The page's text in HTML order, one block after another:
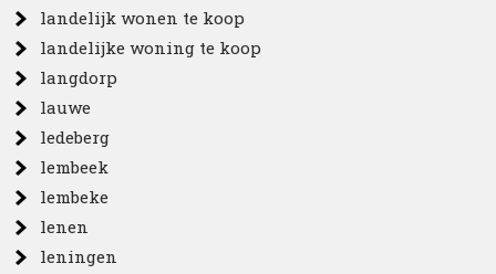
landelijk wonen te koop
landelijke woning te koop
langdorp
lauwe
ledeberg
lembeek
lembeke
lenen
leningen